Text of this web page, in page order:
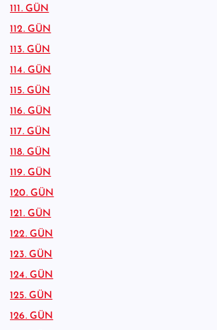
111. GÜN
112. GÜN
113. GÜN
114. GÜN
115. GÜN
116. GÜN
117. GÜN
118. GÜN
119. GÜN
120. GÜN
121. GÜN
122. GÜN
123. GÜN
124. GÜN
125. GÜN
126. GÜN